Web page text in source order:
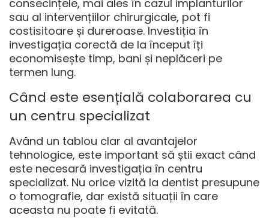
consecințele, mai ales în cazul implanturilor
sau al intervențiilor chirurgicale, pot fi
costisitoare și dureroase. Investiția în
investigația corectă de la început îți
economisește timp, bani și neplăceri pe
termen lung.
Când este esențială colaborarea cu
un centru specializat
Având un tablou clar al avantajelor
tehnologice, este important să știi exact când
este necesară investigația în centru
specializat. Nu orice vizită la dentist presupune
o tomografie, dar există situații în care
aceasta nu poate fi evitată.